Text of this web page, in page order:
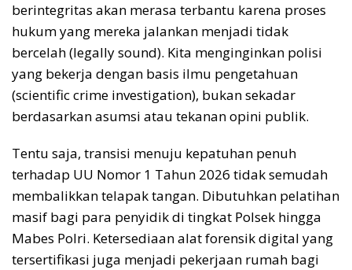
berintegritas akan merasa terbantu karena proses
hukum yang mereka jalankan menjadi tidak
bercelah (legally sound). Kita menginginkan polisi
yang bekerja dengan basis ilmu pengetahuan
(scientific crime investigation), bukan sekadar
berdasarkan asumsi atau tekanan opini publik.
Tentu saja, transisi menuju kepatuhan penuh
terhadap UU Nomor 1 Tahun 2026 tidak semudah
membalikkan telapak tangan. Dibutuhkan pelatihan
masif bagi para penyidik di tingkat Polsek hingga
Mabes Polri. Ketersediaan alat forensik digital yang
tersertifikasi juga menjadi pekerjaan rumah bagi